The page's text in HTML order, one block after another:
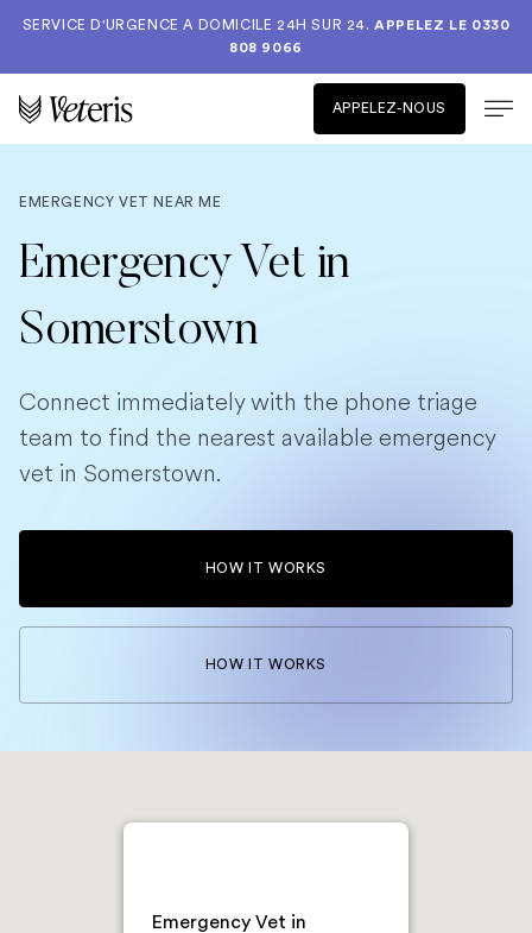
SERVICE D'URGENCE A DOMICILE 24H SUR 24.APPELEZ LE 0330
808 9066
APPELEZ-NOUS
EMERGENCY VET NEAR ME
Emergency Vet in
Somerstown
Connect immediately with the phone triage
team to find the nearest available emergency
vet in Somerstown.
HOW IT WORKS
HOW IT WORKS
Emergency Vet in